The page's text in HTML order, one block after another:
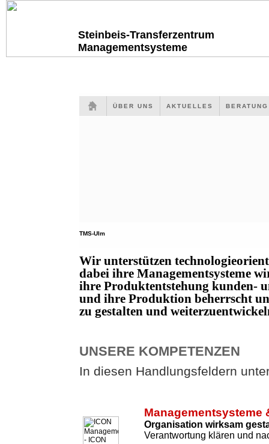
Steinbeis-Transferzentrum
Managementsysteme
ÜBER UNS AKTUELLES
TMS-Ulm
Wir unterstützen
dabei ihre Managementsysteme
ihre Produktentstehung kunden-
und ihre Produktion beherrscht
zu gestalten und
UNSERE KOMPETENZEN
In diesen Handlungsfeldern
Managementsysteme
Organisation wirksam
Verantwortung klären und